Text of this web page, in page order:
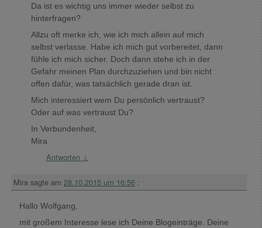
Da ist es wichtig uns immer wieder selbst zu
hinterfragen?
Allzu oft merke ich, wie ich mich allein auf mich
selbst verlasse. Habe ich mich gut vorbereitet, dann
fühle ich mich sicher. Doch dann stehe ich in der
Gefahr meinen Plan durchzuziehen und bin nicht
offen dafür, was tatsächlich gerade dran ist.
Mich interessiert wem Du persönlich vertraust?
Oder auf was vertraust Du?
In Verbundenheit,
Mira
Antworten ↓
Mira sagte am 28.10.2015 um 16:56 :
Hallo Wolfgang,
mit großem Interesse lese ich Deine Blogeinträge. Deine